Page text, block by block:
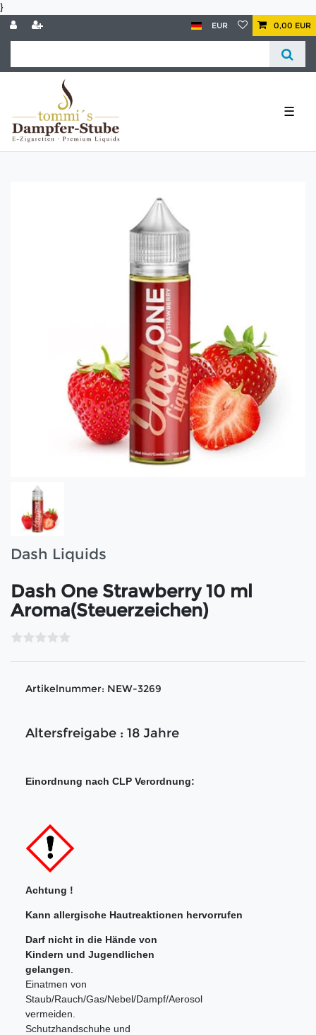
}
EUR 0,00 EUR
☰
Dash Liquids
Dash One Strawberry 10 ml
Aroma(Steuerzeichen)
Artikelnummer: NEW-3269
Altersfreigabe : 18 Jahre
Einordnung nach CLP Verordnung:
Achtung !
Kann allergische Hautreaktionen hervorrufen
Darf nicht in die Hände von
Kindern und Jugendlichen
gelangen
Einatmen von
Staub/Rauch/Gas/Nebel/Dampf/Aerosol
vermeiden.
Schutzhandschuhe und